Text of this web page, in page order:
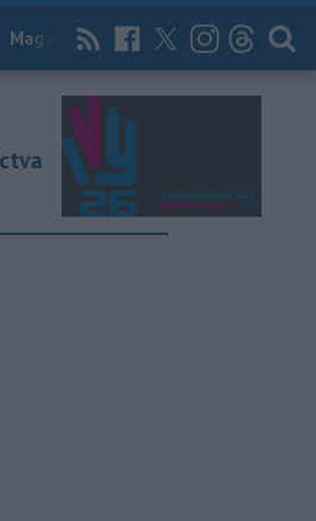
Magazín News Now Archív